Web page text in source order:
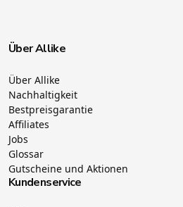
Über Allike
Über Allike
Nachhaltigkeit
Bestpreisgarantie
Affiliates
Jobs
Glossar
Gutscheine und Aktionen
Kundenservice